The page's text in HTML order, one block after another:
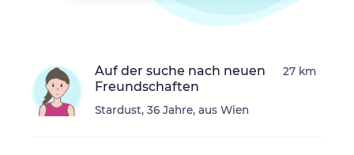
Auf der suche nach neuen
Freundschaften
Stardust, 36 Jahre, aus Wien
27 km